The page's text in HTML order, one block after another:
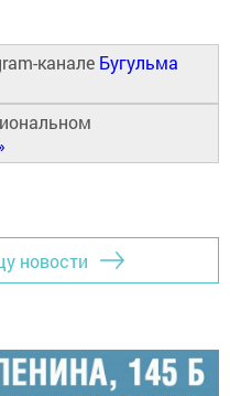
канале Бугульма
новости